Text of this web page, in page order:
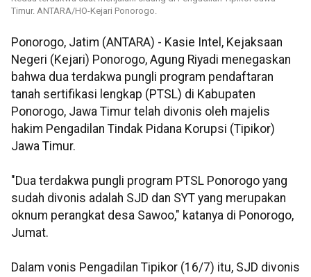
Timur. ANTARA/HO-Kejari Ponorogo.
Ponorogo, Jatim (ANTARA) - Kasie Intel, Kejaksaan
Negeri (Kejari) Ponorogo, Agung Riyadi menegaskan
bahwa dua terdakwa pungli program pendaftaran
tanah sertifikasi lengkap (PTSL) di Kabupaten
Ponorogo, Jawa Timur telah divonis oleh majelis
hakim Pengadilan Tindak Pidana Korupsi (Tipikor)
Jawa Timur.
"Dua terdakwa pungli program PTSL Ponorogo yang
sudah divonis adalah SJD dan SYT yang merupakan
oknum perangkat desa Sawoo," katanya di Ponorogo,
Jumat.
Dalam vonis Pengadilan Tipikor (16/7) itu, SJD divonis